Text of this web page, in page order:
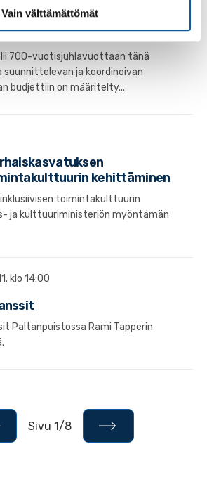
Vain välttämättömätjakoi
15 projektille
700-vuotisjuhlavuottaan tänä
ja koordinoivan
budjettiin on määritelty...
kehittäminen
toimintakulttuurin
ja kulttuuriministeriön myöntämän
klo 14:00
Paltanpuistossa Rami Tapperin
Sivu 1/8